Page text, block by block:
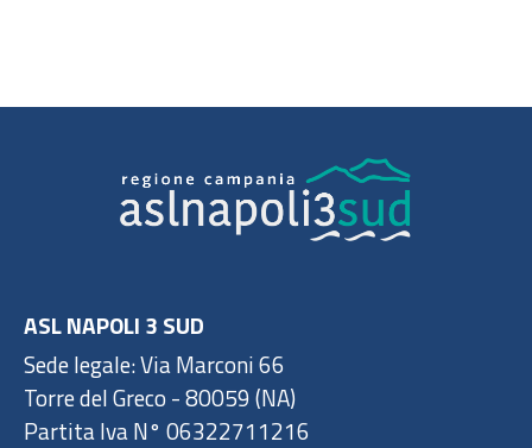
ASL NAPOLI 3 SUD
Sede legale: Via Marconi 66
Torre del Greco - 80059 (NA)
Partita Iva N° 06322711216